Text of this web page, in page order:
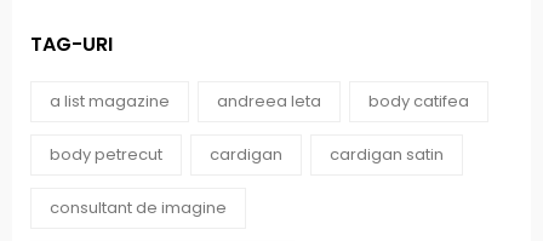
TAG-URI
a list magazine andreea leta body catifea
body petrecut cardigan cardigan satin
consultant de imagine